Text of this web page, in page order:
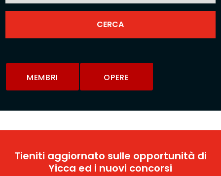
MEMBRI OPERE
Tieniti aggiornato sulle opportunità di
Yicca ed i nuovi concorsi